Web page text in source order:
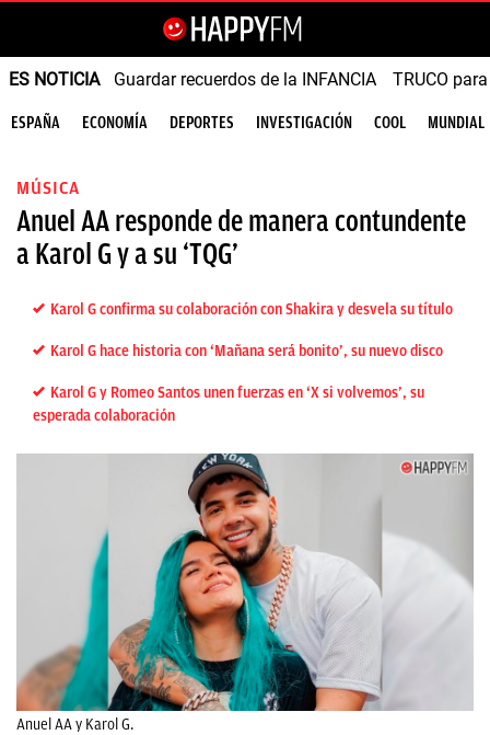
ES NOTICIA Guardar recuerdos de la INFANCIA TRUCO
ESPAÑA ECONOMÍA DEPORTES INVESTIGACIÓN COOL MUNDIAL
MÚSICA
Anuel AA responde de manera contundente
a Karol G y a su ‘TQG’
Karol G confirma su colaboración con Shakira y desvela su título
Karol G hace historia con ‘Mañana será bonito’, su nuevo disco
Karol G y Romeo Santos unen fuerzas en ‘X si volvemos’, su
esperada colaboración
Anuel AA y Karol G.